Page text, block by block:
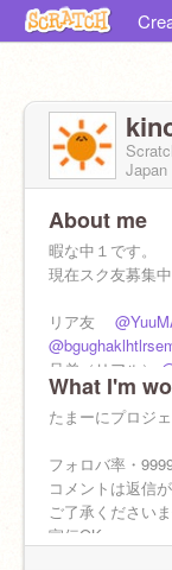
Japan
About me
暇な中１です。
現在スク友募集中
リア友
兄弟（リアル）
スク友
2024/5/1 フォロ
What I'm
たまーにプロジ
フォロバ率・
コメントは返信
ご了承くださいま
宣伝OK